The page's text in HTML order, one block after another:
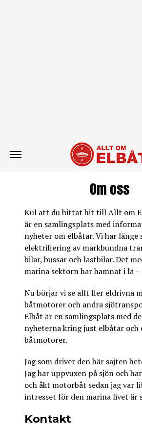
Om oss
Kul att du hittat hit till Allt om
är en samlingsplats med
nyheter om elbåtar. Vi har länge
elektrifiering av markbundna
bilar, bussar och lastbilar. Det
marina sektorn har hamnat i lä
Nu börjar vi se allt fler eldrivna
båtmotorer och andra
Elbåt är en samlingsplats med
nyheterna kring just elbåtar och
båtmotorer.
Jag som driver den här sajten
Jag har uppvuxen på sjön och
och åkt motorbåt sedan jag var
intresset för den marina livet är
Kontakt